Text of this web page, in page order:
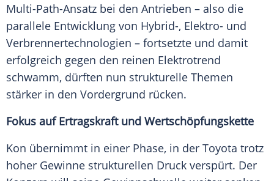
Multi-Path-Ansatz bei den Antrieben – also die
parallele Entwicklung von Hybrid-, Elektro- und
Verbrennertechnologien – fortsetzte und damit
erfolgreich gegen den reinen Elektrotrend
schwamm, dürften nun strukturelle Themen
stärker in den Vordergrund rücken.
Fokus auf Ertragskraft und Wertschöpfungskette
Kon übernimmt in einer Phase, in der Toyota trotz
hoher Gewinne strukturellen Druck verspürt. Der